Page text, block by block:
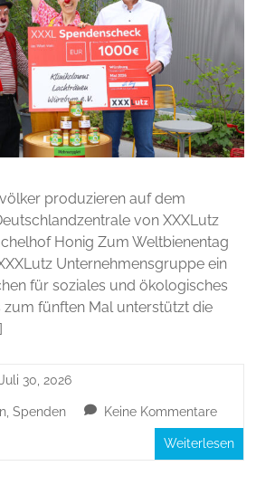
produzieren auf dem
von XXXLutz
Honig Zum Weltbienentag
Unternehmensgruppe ein
für soziales und ökologisches
zum fünften Mal unterstützt die
Juli 30, 2026
,Spenden Keine Kommentare
Weiterlesen